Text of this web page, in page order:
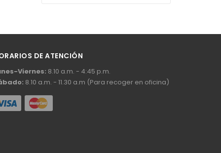
DE ATENCIÓN
Viernes: 8.10 a.m. - 4:45 p.m.
8.10 a.m. - 11.30 a.m (Para recoger en oficina)